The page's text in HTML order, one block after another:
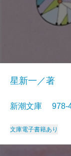
星新一／著
新潮文庫 978-
文庫電子書籍あり